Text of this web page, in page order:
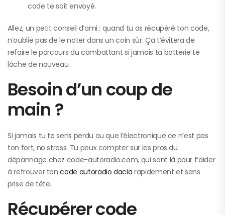
code te soit envoyé.
Allez, un petit conseil d’ami : quand tu as récupéré ton code,
n’oublie pas de le noter dans un coin sûr. Ça t’évitera de
refaire le parcours du combattant si jamais ta batterie te
lâche de nouveau.
Besoin d’un coup de
main ?
Si jamais tu te sens perdu ou que l’électronique ce n’est pas
ton fort, no stress. Tu peux compter sur les pros du
dépannage chez code-autoradio.com, qui sont là pour t’aider
à retrouver toncode autoradio dacia rapidement et sans
prise de tête.
Récupérer code